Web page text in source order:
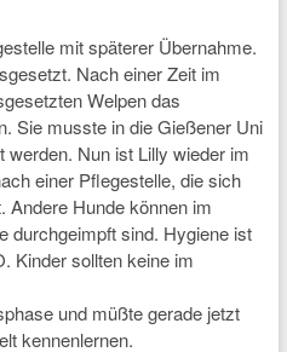
mit späterer Übernahme.
Nach einer Zeit im
Welpen das
Sie musste in die Gießener Uni
werden. Nun ist Lilly wieder im
einer Pflegestelle, die sich
Andere Hunde können im
durchgeimpft sind. Hygiene ist
Kinder sollten keine im
und müßte gerade jetzt
kennenlernen.